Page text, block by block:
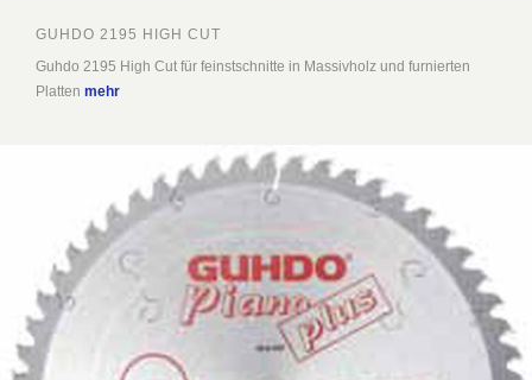
GUHDO 2195 HIGH CUT
Guhdo 2195 High Cut für feinstschnitte in Massivholz und furnierten
Platten mehr